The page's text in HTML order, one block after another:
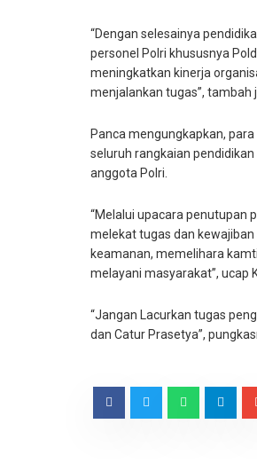
“Dengan selesainya
personel Polri khususnya
meningkatkan kinerja
menjalankan tugas”, tambah
Panca mengungkapkan,
seluruh rangkaian
anggota Polri.
“Melalui upacara penutupan
melekat tugas dan
keamanan, memelihara
melayani masyarakat”, ucap
“Jangan Lacurkan tugas
dan Catur Prasetya”,